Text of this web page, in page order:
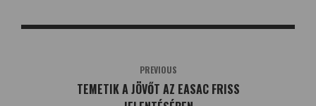
PREVIOUS
TEMETIK A JÖVŐT AZ EASAC FRISS